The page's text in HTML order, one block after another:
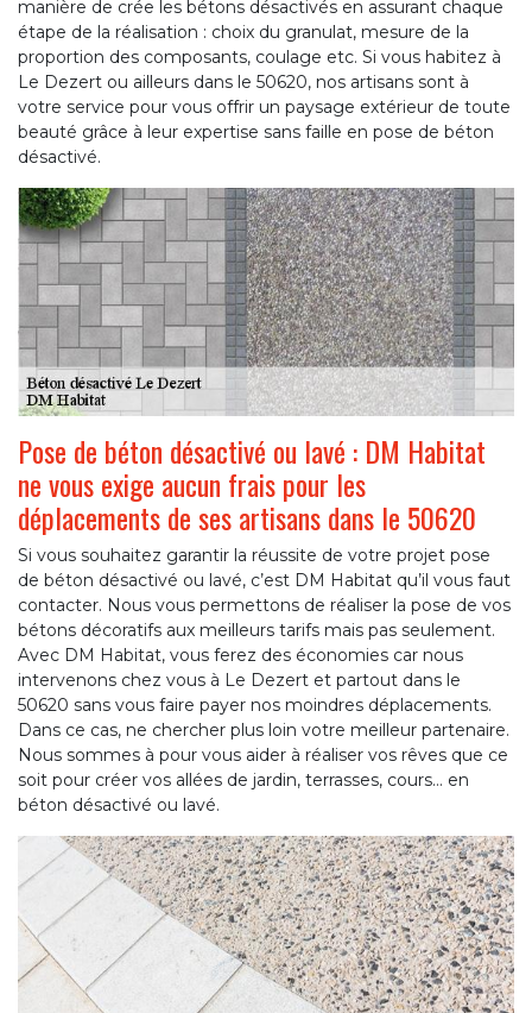
manière de crée les bétons désactivés en assurant chaque
étape de la réalisation : choix du granulat, mesure de la
proportion des composants, coulage etc. Si vous habitez à
Le Dezert ou ailleurs dans le 50620, nos artisans sont à
votre service pour vous offrir un paysage extérieur de toute
beauté grâce à leur expertise sans faille en pose de béton
désactivé.
Pose de béton désactivé ou lavé : DM Habitat
ne vous exige aucun frais pour les
déplacements de ses artisans dans le 50620
Si vous souhaitez garantir la réussite de votre projet pose
de béton désactivé ou lavé, c’est DM Habitat qu’il vous faut
contacter. Nous vous permettons de réaliser la pose de vos
bétons décoratifs aux meilleurs tarifs mais pas seulement.
Avec DM Habitat, vous ferez des économies car nous
intervenons chez vous à Le Dezert et partout dans le
50620 sans vous faire payer nos moindres déplacements.
Dans ce cas, ne chercher plus loin votre meilleur partenaire.
Nous sommes à pour vous aider à réaliser vos rêves que ce
soit pour créer vos allées de jardin, terrasses, cours… en
béton désactivé ou lavé.